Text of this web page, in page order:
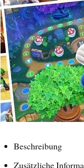
Beschreibung
Zusätzliche